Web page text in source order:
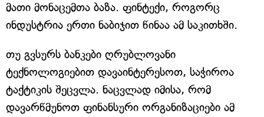
მათი მონაცემთა ბაზა. ფინტექი, როგორც
ინდუსტრია ერთი ნაბიჯით წინაა ამ საკითხში.
თუ გვსურს ბანკები ღრუბლოვანი
ტექნოლოგიებით დავაინტერესოთ, საჭიროა
ტაქტიკის შეცვლა. ნაცვლად იმისა, რომ
დავარწმუნოთ ფინანსური ორგანიზაციები ამ